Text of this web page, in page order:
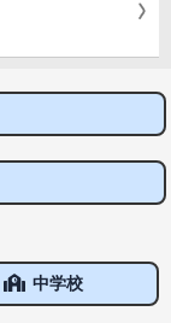
中学校